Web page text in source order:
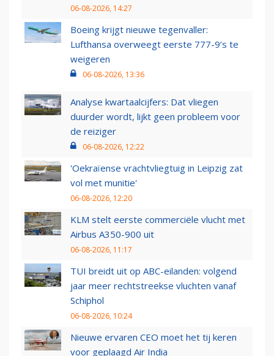
06-08-2026, 14:27
Boeing krijgt nieuwe tegenvaller:
Lufthansa overweegt eerste 777-9’s te
weigeren
06-08-2026, 13:36
Analyse kwartaalcijfers: Dat vliegen
duurder wordt, lijkt geen probleem voor
de reiziger
06-08-2026, 12:22
'Oekraïense vrachtvliegtuig in Leipzig zat
vol met munitie'
06-08-2026, 12:20
KLM stelt eerste commerciële vlucht met
Airbus A350-900 uit
06-08-2026, 11:17
TUI breidt uit op ABC-eilanden: volgend
jaar meer rechtstreekse vluchten vanaf
Schiphol
06-08-2026, 10:24
Nieuwe ervaren CEO moet het tij keren
voor geplaagd Air India